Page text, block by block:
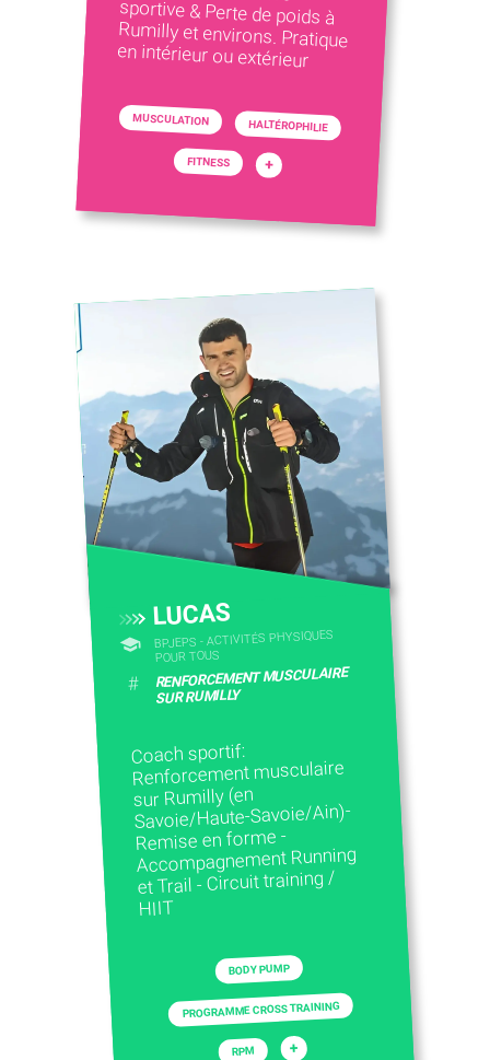
en intérieur ou extérieur
MUSCULATION HALTÉROPHILIE
FITNESS +
LUCAS
BPJEPS - ACTIVITÉS PHYSIQUES
POUR TOUS
# RENFORCEMENT MUSCULAIRE
SUR RUMILLY
Coach sportif:
Renforcement musculaire
sur Rumilly (en
Savoie/Haute-Savoie/Ain)-
Remise en forme -
Accompagnement Running
et Trail - Circuit training /
HIIT
BODY PUMP
PROGRAMME CROSS TRAINING
RPM +